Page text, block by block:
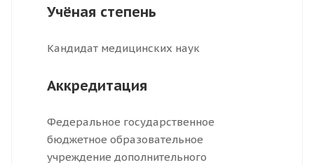
Учёная степень
Кандидат медицинских наук
Аккредитация
Федеральное государственное
бюджетное образовательное
учреждение дополнительного